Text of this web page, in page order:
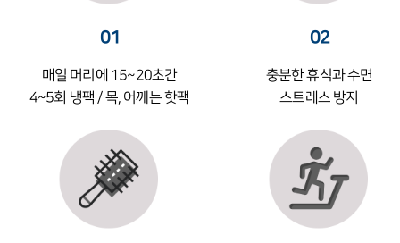
01
매일 머리에 15~20초간
4~5회 냉팩 / 목, 어깨는 핫팩
02
충분한 휴식과 수면
스트레스 방지